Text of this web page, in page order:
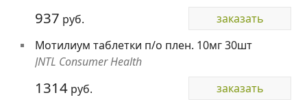
937 руб.
заказать
Мотилиум таблетки п/о плен. 10мг 30шт
JNTL Consumer Health
1314 руб.
заказать